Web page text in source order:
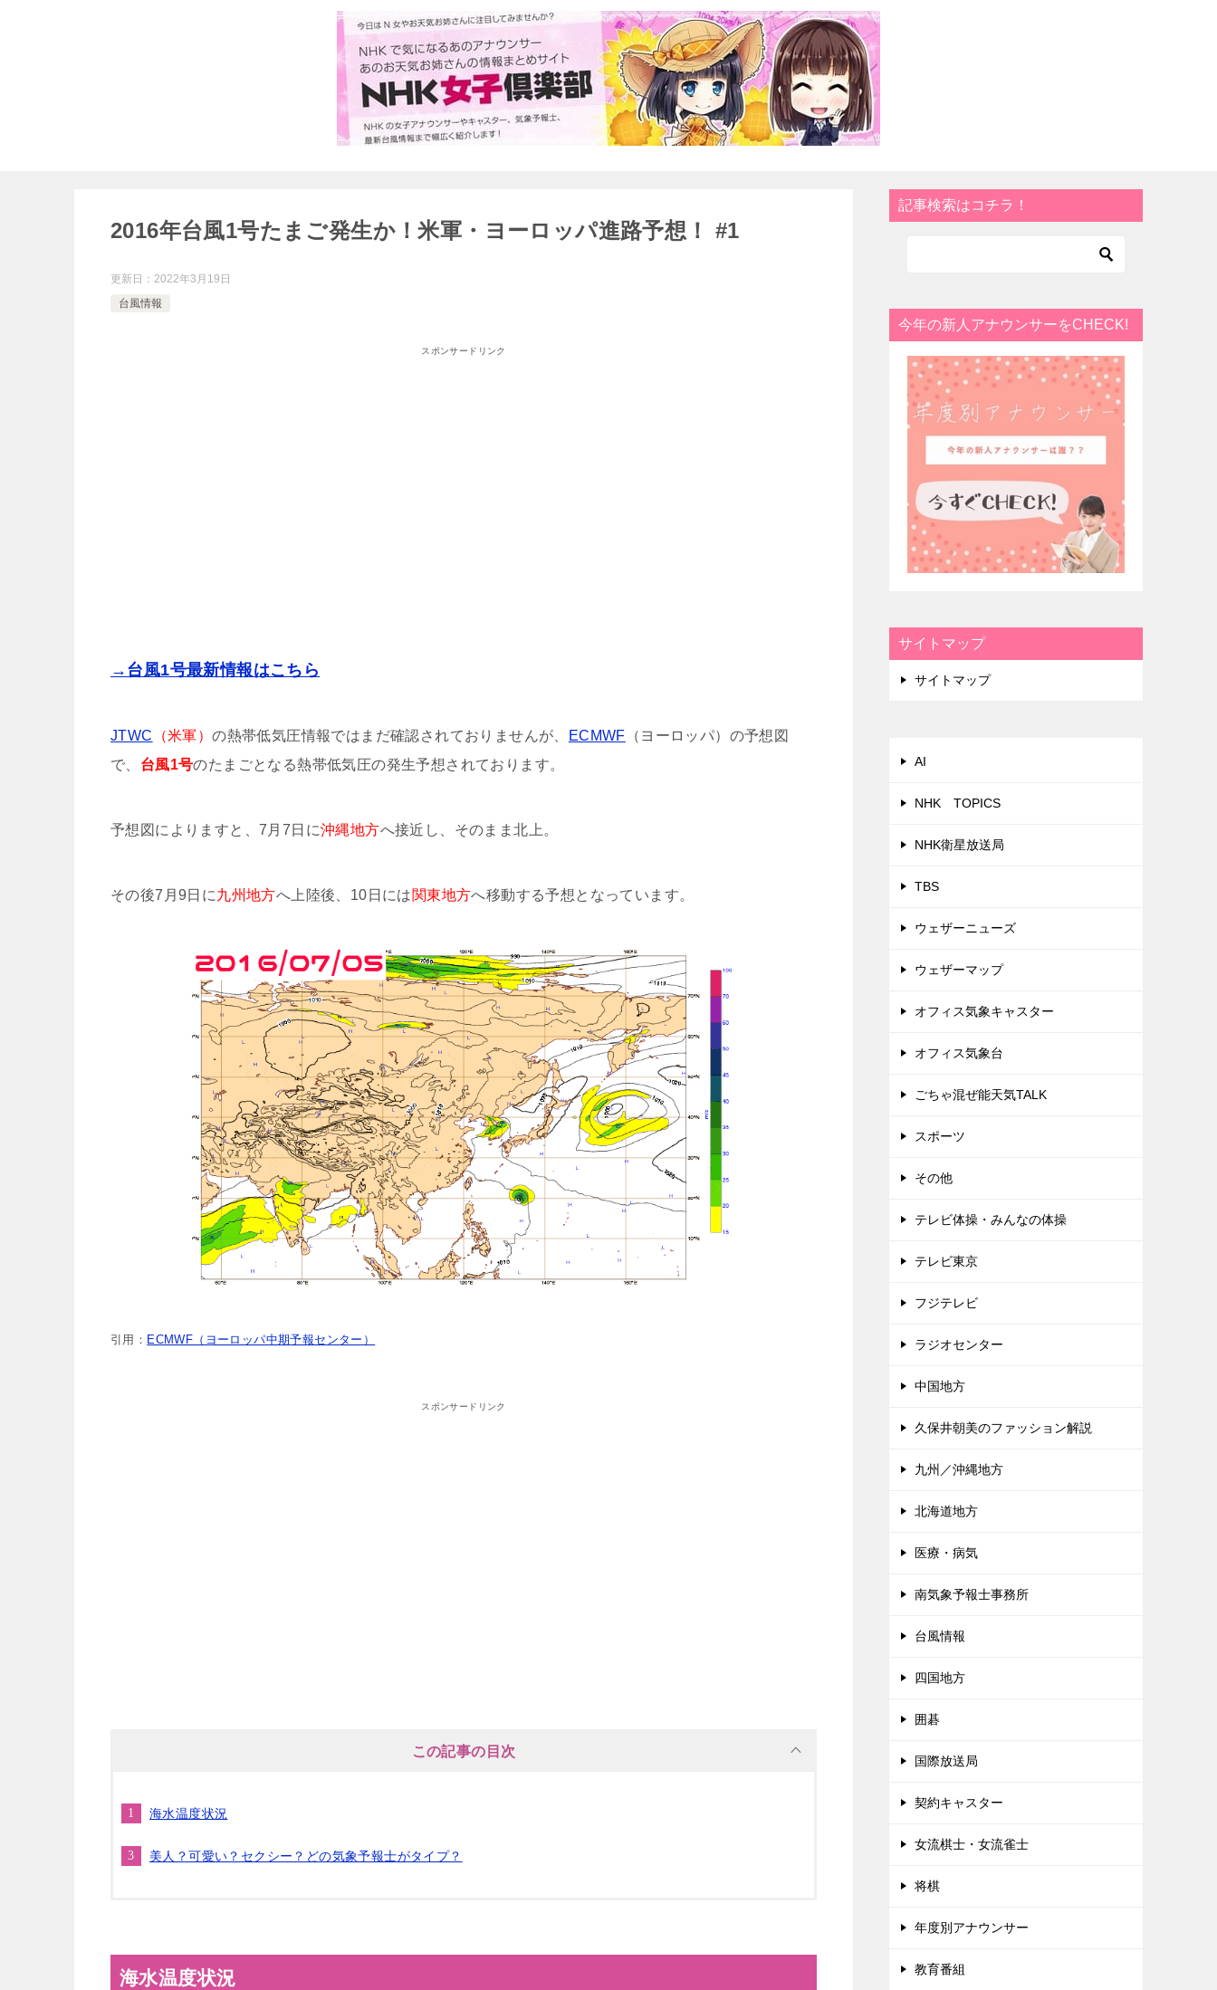
2016年台風1号たまご発生か！米軍・ヨーロッパ進路予想！ #1
更新日： 2022年3月19日
台風情報
スポンサードリンク
→台風1号最新情報はこちら
JTWC （米軍）の熱帯低気圧情報ではまだ確認されておりませんが、 ECMWF （ヨーロッパ）の予想図
で、 台風1号のたまごとなる熱帯低気圧の発生予想されております。
予想図によりますと、7月7日に沖縄地方へ接近し、そのまま北上。
その後7月9日に九州地方へ上陸後、10日には関東地方へ移動する予想となっています。
引用： ECMWF（ヨーロッパ中期予報センター）
スポンサードリンク
この記事の目次
海水温度状況
美人？可愛い？セクシー？どの気象予報士がタイプ？
海水温度状況
記事検索はコチラ！
今年の新人アナウンサーをCHECK!
サイトマップ
サイトマップ
AI
NHK TOPICS
NHK衛星放送局
TBS
ウェザーニューズ
ウェザーマップ
オフィス気象キャスター
オフィス気象台
ごちゃ混ぜ能天気TALK
スポーツ
その他
テレビ体操・みんなの体操
テレビ東京
フジテレビ
ラジオセンター
中国地方
久保井朝美のファッション解説
九州／沖縄地方
北海道地方
医療・病気
南気象予報士事務所
台風情報
四国地方
囲碁
国際放送局
契約キャスター
女流棋士・女流雀士
将棋
年度別アナウンサー
教育番組